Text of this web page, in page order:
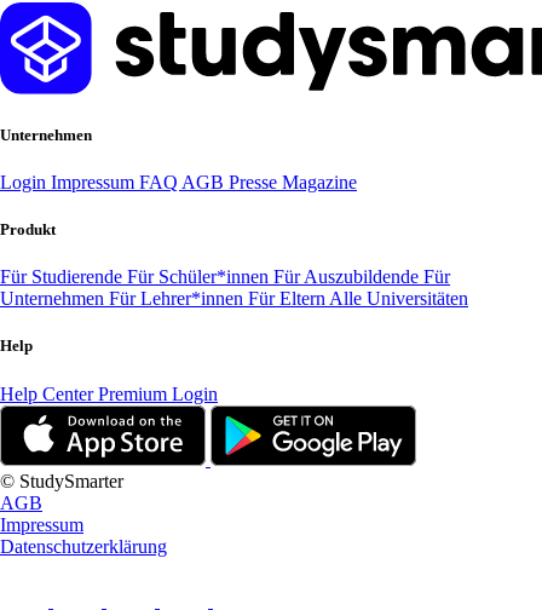
Unternehmen
Login Impressum FAQ AGB Presse Magazine
Produkt
Für Studierende Für Schüler*innen Für Auszubildende Für
Unternehmen Für Lehrer*innen Für Eltern Alle Universitäten
Help
Help CenterPremium Login
© StudySmarter
AGB
Impressum
Datenschutzerklärung